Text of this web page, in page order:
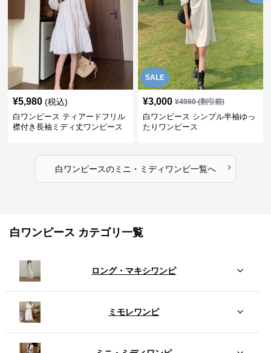
¥5,980 (税込)
白ワンピース ティアードフリル
襟付き長袖ミディ丈ワンピース
SALE
¥3,000 ¥4980(割引前)
白ワンピース シンプル半袖ゆっ
たりワンピース
白ワンピースのミニ・ミディワンピ一覧へ ›
白ワンピース カテゴリ一覧
ロング・マキシワンピ
ミモレワンピ